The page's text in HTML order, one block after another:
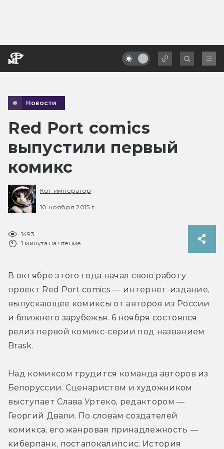
Новости
Red Port comics
выпустили первый
комикс
Кот-император
10 ноября 2015 г.
1493
1 минута на чтение
В октябре этого года начал свою работу
проект Red Port comics — интернет-издание,
выпускающее комиксы от авторов из России
и ближнего зарубежья. 6 ноября состоялся
релиз первой комикс-серии под названием
Brask.
Над комиксом трудится команда авторов из
Белоруссии. Сценаристом и художником
выступает Слава Уртеко, редактором —
Георгий Двали. По словам создателей
комикса, его жанровая принадлежность —
киберпанк, постапокалипсис. История